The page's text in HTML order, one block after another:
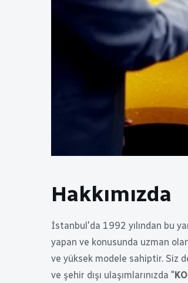
Hakkımızda
İstanbul'da 1992 yılından bu
yapan ve konusunda uzman
ve yüksek modele sahiptir. Siz
ve şehir dışı ulaşımlarınızda "